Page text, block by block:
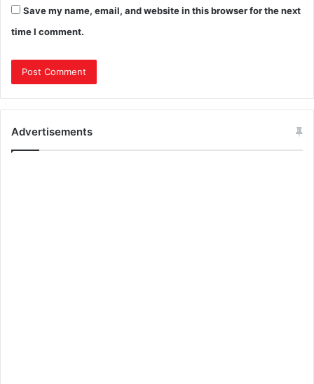
Save my name, email, and website in this browser for the next
time I comment.
Advertisements